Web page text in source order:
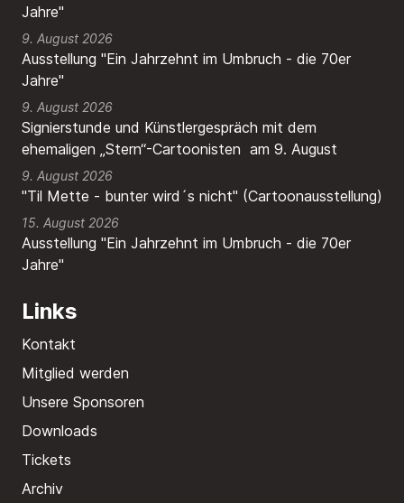
Jahre"
9. August 2026
Ausstellung "Ein Jahrzehnt im Umbruch - die 70er
Jahre"
9. August 2026
Signierstunde und Künstlergespräch mit dem
ehemaligen „Stern“-Cartoonisten am 9. August
9. August 2026
"Til Mette - bunter wird´s nicht" (Cartoonausstellung)
15. August 2026
Ausstellung "Ein Jahrzehnt im Umbruch - die 70er
Jahre"
Links
Kontakt
Mitglied werden
Unsere Sponsoren
Downloads
Tickets
Archiv